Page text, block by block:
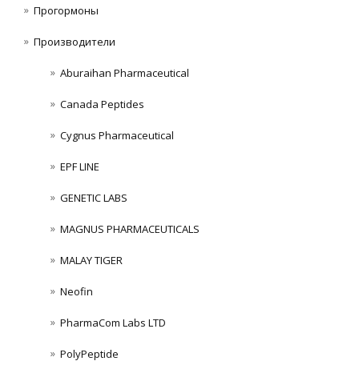
Прогормоны
Производители
Aburaihan Pharmaceutical
Canada Peptides
Cygnus Pharmaceutical
EPF LINE
GENETIC LABS
MAGNUS PHARMACEUTICALS
MALAY TIGER
Neofin
PharmaCom Labs LTD
PolyPeptide